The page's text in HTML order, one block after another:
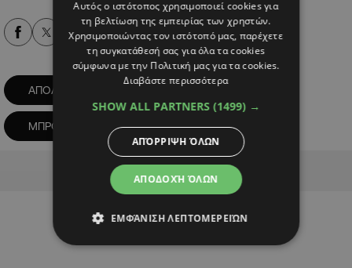
Alpha Podcasts
ΑΠΟΛΛΩΝ ΔΗΛΩΣΕΙΣ
ΜΠΡΟΥΝΟ ΓΚΑΣΠΑΡ
Advertisement
Αυτός ο ιστότοπος χρησιμοποιεί cookies για
τη βελτίωση της εμπειρίας των χρηστών.
Χρησιμοποιώντας τον ιστότοπό μας, παρέχετε
τη συγκατάθεσή σας για όλα τα cookies
σύμφωνα με την Πολιτική μας για τα cookies.
Διαβάστε περισσότερα
SHOW ALL PARTNERS (1499) →
ΑΠΟΔΟΧΉ ΌΛΩΝ
ΑΠΌΡΡΙΨΗ ΌΛΩΝ
ΕΜΦΆΝΙΣΗ ΛΕΠΤΟΜΕΡΕΙΏΝ